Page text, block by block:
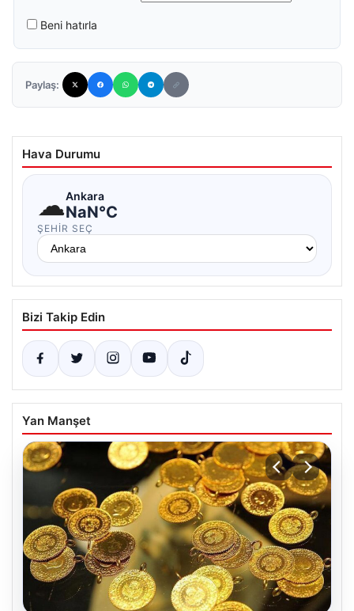
Beni hatırla
Paylaş:
Hava Durumu
☁Ankara
NaN°C
ŞEHIR SEÇ
Bizi Takip Edin
Yan Manşet